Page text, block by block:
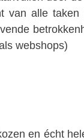
alle
webshops)
en écht